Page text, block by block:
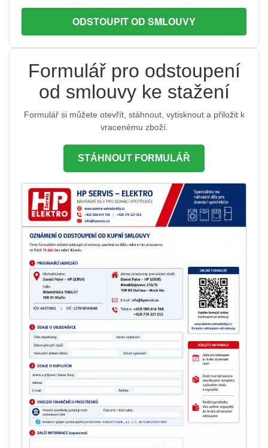
ODSTOUPIT OD SMLOUVY
Formulář pro odstoupení
od smlouvy ke stažení
Formulář si můžete otevřít, stáhnout, vytisknout a přiložit k
vracenému zboží.
STÁHNOUT FORMULÁŘ